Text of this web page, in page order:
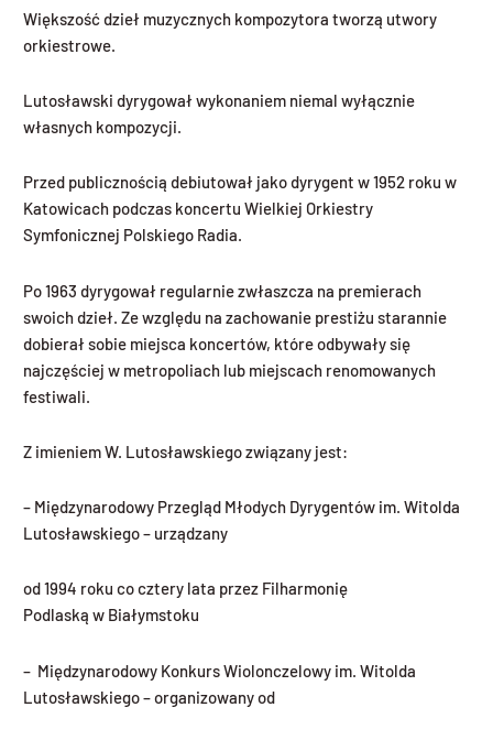
Większość dzieł muzycznych kompozytora tworzą utwory
orkiestrowe.
Lutosławski dyrygował wykonaniem niemal wyłącznie
własnych kompozycji.
Przed publicznością debiutował jako dyrygent w 1952 roku w
Katowicach podczas koncertu Wielkiej Orkiestry
Symfonicznej Polskiego Radia.
Po 1963 dyrygował regularnie zwłaszcza na premierach
swoich dzieł. Ze względu na zachowanie prestiżu starannie
dobierał sobie miejsca koncertów, które odbywały się
najczęściej w metropoliach lub miejscach renomowanych
festiwali.
Z imieniem W. Lutosławskiego związany jest:
– Międzynarodowy Przegląd Młodych Dyrygentów im. Witolda
Lutosławskiego – urządzany
od 1994 roku co cztery lata przez Filharmonię
Podlaską w Białymstoku
– Międzynarodowy Konkurs Wiolonczelowy im. Witolda
Lutosławskiego – organizowany od